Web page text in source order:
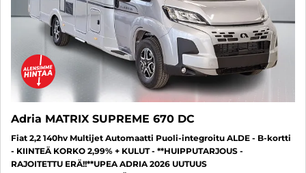
Adria MATRIX SUPREME 670 DC
Fiat 2,2 140hv Multijet Automaatti Puoli-integroitu ALDE - B-kortti
- KIINTEÄ KORKO 2,99% + KULUT - **HUIPPUTARJOUS -
RAJOITETTU ERÄ!!**UPEA ADRIA 2026 UUTUUS